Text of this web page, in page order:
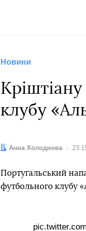
Новини
клубу
Автор:
Анна Холоднова
Португальський
футбольного клубу